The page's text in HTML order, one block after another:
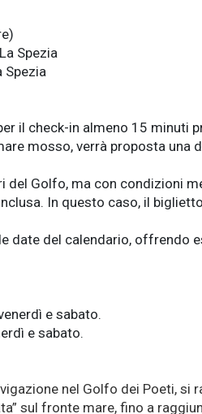
Spezia
Spezia
il check-in almeno 15 minuti
mosso, verrà proposta una
del Golfo, ma con condizioni
In questo caso, il
date del calendario, offrendo
e sabato.
e sabato.
nel Golfo dei Poeti,
sul fronte mare, fino a